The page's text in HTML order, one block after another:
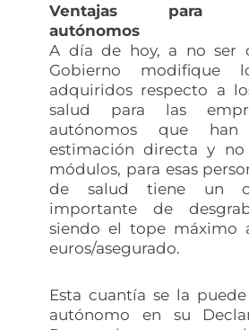
Ventajas para
autónomos
A día de hoy, a no ser
Gobierno modifique
adquiridos respecto a
salud para las
autónomos que
estimación directa y
módulos, para esas
de salud tiene un
importante de
siendo el tope máximo
euros/asegurado.
Esta cuantía se la
autónomo en su